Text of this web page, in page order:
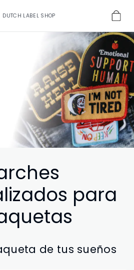
DUTCH LABEL SHOP
para
de tus sueños